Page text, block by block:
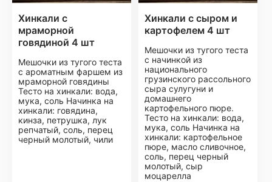
Хинкали с
мраморной
говядиной 4 шт
Мешочки из тугого теста
с ароматным фаршем из
мраморной говядины
Тесто на хинкали: вода,
мука, соль Начинка на
хинкали: говядина,
кинза, петрушка, лук
репчатый, соль, перец
черный молотый, чили
Хинкали с сыром и
картофелем 4 шт
Мешочки из тугого теста
с начинкой из
национального
грузинского рассольного
сыра сулугуни и
домашнего
картофельного пюре.
Тесто на хинкали: вода,
мука, соль Начинка на
хинкали: картофельное
пюре, масло сливочное,
соль, перец черный
молотый, сыр
моцарелла